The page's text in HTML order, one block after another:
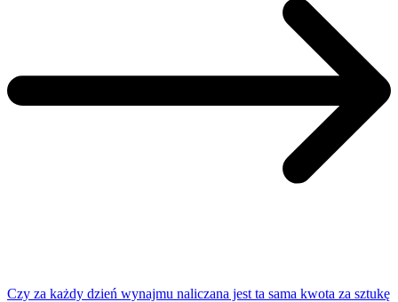
Czy za każdy dzień wynajmu naliczana jest ta sama kwota za sztukę